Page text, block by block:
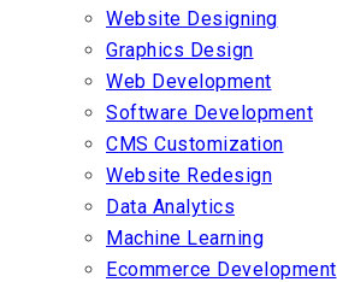
Website Designing
Graphics Design
Web Development
Software Development
CMS Customization
Website Redesign
Data Analytics
Machine Learning
Ecommerce Development